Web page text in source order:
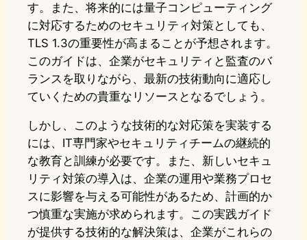
す。また、将来的には量子コンピューティング
に対応するためのセキュリティ対策としても、
TLS 1.3の重要性が高まることが予想されます。
このガイドは、企業がセキュリティと監査のバ
ランスを取りながら、最新の技術動向に適応し
ていくための貴重なリソースとなるでしょう。
しかし、このような技術的な対応策を実装する
には、IT専門家やセキュリティチームの継続的
な教育と訓練が必要です。また、新しいセキュ
リティ対策の導入は、企業の運用や業務プロセ
スに影響を与える可能性があるため、計画的か
つ慎重な実施が求められます。この実践ガイド
が提供する技術的な解決策は、企業がこれらの